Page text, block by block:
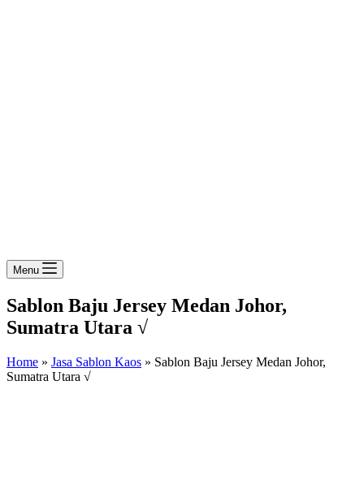
Menu
Sablon Baju Jersey Medan Johor,
Sumatra Utara √
Home » Jasa Sablon Kaos » Sablon Baju Jersey Medan Johor,
Sumatra Utara √